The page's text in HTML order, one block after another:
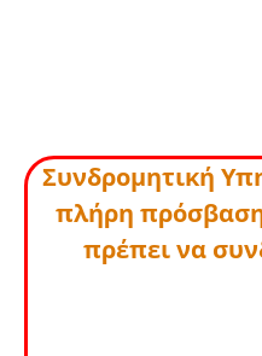
Συνδρομητική
πλήρη
πρέπει να